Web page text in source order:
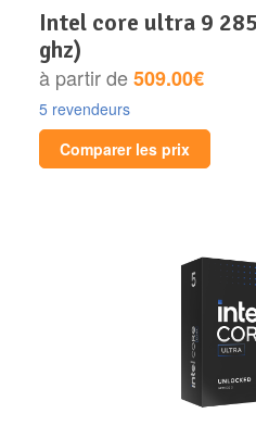
intel core ultra 9 285k (3.7 ghz / 5.7
ghz)
à partir de509.00€
5 revendeurs
Comparer les prix